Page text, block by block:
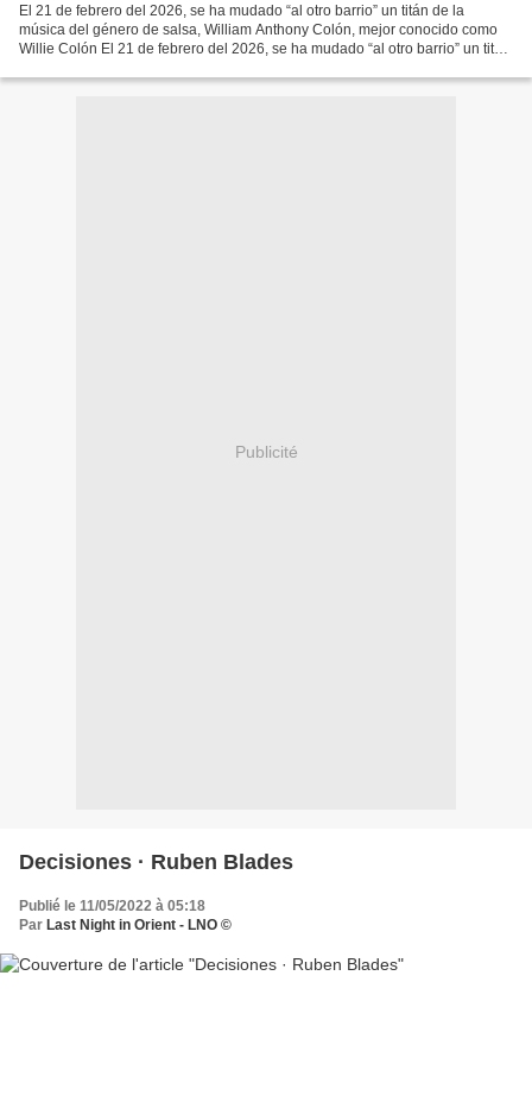
El 21 de febrero del 2026, se ha mudado “al otro barrio” un titán de la
música del género de salsa, William Anthony Colón, mejor conocido como
Willie Colón El 21 de febrero del 2026, se ha mudado “al otro barrio” un titán
Publicité
Decisiones · Ruben Blades
Publié le 11/05/2022 à 05:18
Par Last Night in Orient - LNO ©